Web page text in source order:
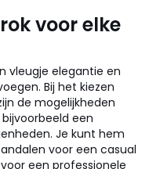
voor elke
vleugje elegantie en
Bij het kiezen
de mogelijkheden
een
Je kunt hem
voor een casual
een professionele